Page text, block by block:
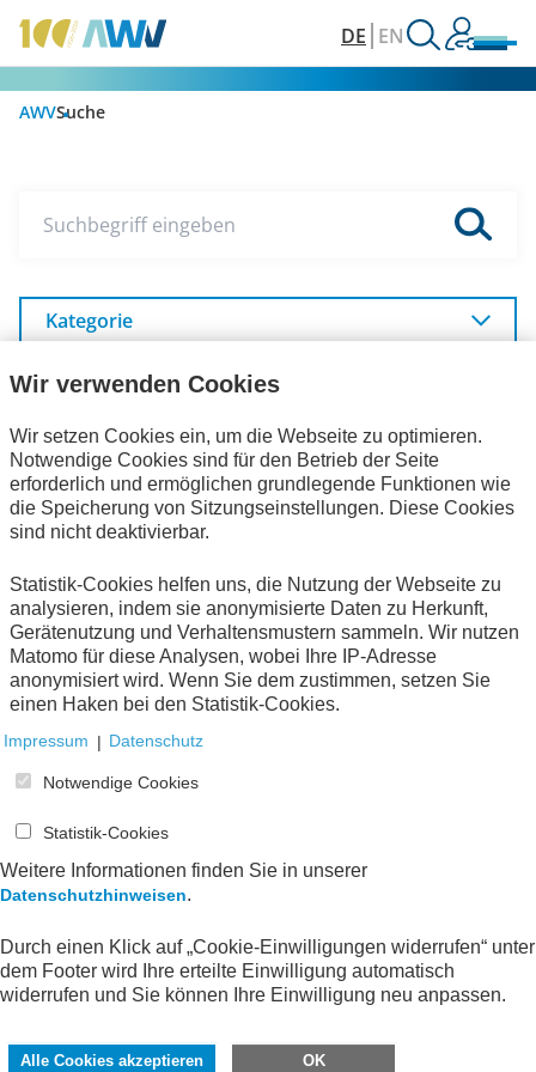
DE EN
AWVSuche
Suchbegriff eingeben
Kategorie
Unser Internetauftritt
Veranstaltungen Aktuelles FeRD
1
Wir verwenden Cookies
Wir setzen Cookies ein, um die Webseite zu optimieren.
Notwendige Cookies sind für den Betrieb der Seite
erforderlich und ermöglichen grundlegende Funktionen wie
die Speicherung von Sitzungseinstellungen. Diese Cookies
sind nicht deaktivierbar.
Statistik-Cookies helfen uns, die Nutzung der Webseite zu
analysieren, indem sie anonymisierte Daten zu Herkunft,
Gerätenutzung und Verhaltensmustern sammeln. Wir nutzen
Matomo für diese Analysen, wobei Ihre IP-Adresse
anonymisiert wird. Wenn Sie dem zustimmen, setzen Sie
einen Haken bei den Statistik-Cookies.
Impressum | Datenschutz
Notwendige Cookies
Statistik-Cookies
Weitere Informationen finden Sie in unserer
Datenschutzhinweisen.
Durch einen Klick auf „Cookie-Einwilligungen widerrufen“ unter
dem Footer wird Ihre erteilte Einwilligung automatisch
widerrufen und Sie können Ihre Einwilligung neu anpassen.
Alle Cookies akzeptieren OK